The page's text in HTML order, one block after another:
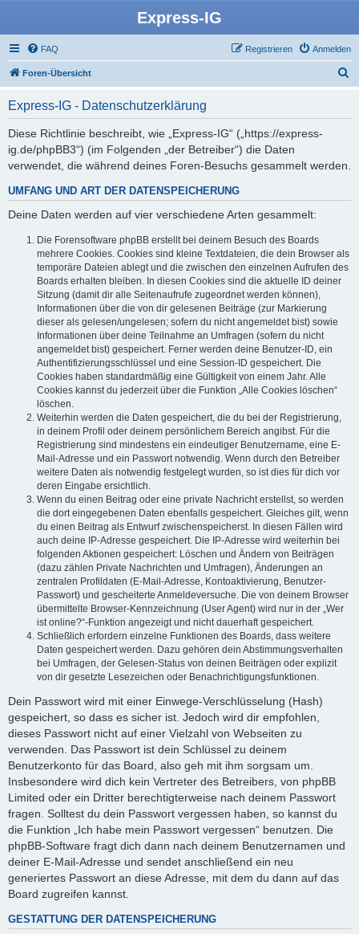
Express-IG
FAQ Anmelden
Registrieren
Foren-Übersicht
Express-IG - Datenschutzerklärung
Diese Richtlinie beschreibt, wie „Express-IG“ („https://express-
ig.de/phpBB3“) (im Folgenden „der Betreiber“) die Daten
verwendet, die während deines Foren-Besuchs gesammelt werden.
UMFANG UND ART DER DATENSPEICHERUNG
Deine Daten werden auf vier verschiedene Arten gesammelt:
Die Forensoftware phpBB erstellt bei deinem Besuch des Boards
mehrere Cookies. Cookies sind kleine Textdateien, die dein Browser als
temporäre Dateien ablegt und die zwischen den einzelnen Aufrufen des
Boards erhalten bleiben. In diesen Cookies sind die aktuelle ID deiner
Sitzung (damit dir alle Seitenaufrufe zugeordnet werden können),
Informationen über die von dir gelesenen Beiträge (zur Markierung
dieser als gelesen/ungelesen; sofern du nicht angemeldet bist) sowie
Informationen über deine Teilnahme an Umfragen (sofern du nicht
angemeldet bist) gespeichert. Ferner werden deine Benutzer-ID, ein
Authentifizierungsschlüssel und eine Session-ID gespeichert. Die
Cookies haben standardmäßig eine Gültigkeit von einem Jahr. Alle
Cookies kannst du jederzeit über die Funktion „Alle Cookies löschen“
löschen.
Weiterhin werden die Daten gespeichert, die du bei der Registrierung,
in deinem Profil oder deinem persönlichem Bereich angibst. Für die
Registrierung sind mindestens ein eindeutiger Benutzername, eine E-
Mail-Adresse und ein Passwort notwendig. Wenn durch den Betreiber
weitere Daten als notwendig festgelegt wurden, so ist dies für dich vor
deren Eingabe ersichtlich.
Wenn du einen Beitrag oder eine private Nachricht erstellst, so werden
die dort eingegebenen Daten ebenfalls gespeichert. Gleiches gilt, wenn
du einen Beitrag als Entwurf zwischenspeicherst. In diesen Fällen wird
auch deine IP-Adresse gespeichert. Die IP-Adresse wird weiterhin bei
folgenden Aktionen gespeichert: Löschen und Ändern von Beiträgen
(dazu zählen Private Nachrichten und Umfragen), Änderungen an
zentralen Profildaten (E-Mail-Adresse, Kontoaktivierung, Benutzer-
Passwort) und gescheiterte Anmeldeversuche. Die von deinem Browser
übermittelte Browser-Kennzeichnung (User Agent) wird nur in der „Wer
ist online?“-Funktion angezeigt und nicht dauerhaft gespeichert.
Schließlich erfordern einzelne Funktionen des Boards, dass weitere
Daten gespeichert werden. Dazu gehören dein Abstimmungsverhalten
bei Umfragen, der Gelesen-Status von deinen Beiträgen oder explizit
von dir gesetzte Lesezeichen oder Benachrichtigungsfunktionen.
Dein Passwort wird mit einer Einwege-Verschlüsselung (Hash)
gespeichert, so dass es sicher ist. Jedoch wird dir empfohlen,
dieses Passwort nicht auf einer Vielzahl von Webseiten zu
verwenden. Das Passwort ist dein Schlüssel zu deinem
Benutzerkonto für das Board, also geh mit ihm sorgsam um.
Insbesondere wird dich kein Vertreter des Betreibers, von phpBB
Limited oder ein Dritter berechtigterweise nach deinem Passwort
fragen. Solltest du dein Passwort vergessen haben, so kannst du
die Funktion „Ich habe mein Passwort vergessen“ benutzen. Die
phpBB-Software fragt dich dann nach deinem Benutzernamen und
deiner E-Mail-Adresse und sendet anschließend ein neu
generiertes Passwort an diese Adresse, mit dem du dann auf das
Board zugreifen kannst.
GESTATTUNG DER DATENSPEICHERUNG